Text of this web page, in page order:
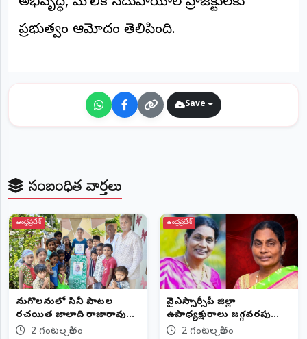
ప్రభుత్వం ఆమోదం తెలిపింది.
Save
సంబంధిత వార్తలు
ఆంధ్రప్రదేశ్
పెనుగొలనులో సినీ పాటల
రచయిత జాలాది రాజారావు
94వ జయంతి వేడుకలు
2 గంటల క్రితం
ఆంధ్రప్రదేశ్
వైఎస్సార్సీపీ జిల్లా
ఉపాధ్యక్షురాలు జగ్గవరపు
జానకిరెడ్డి కన్నుమూత
2 గంటల క్రితం